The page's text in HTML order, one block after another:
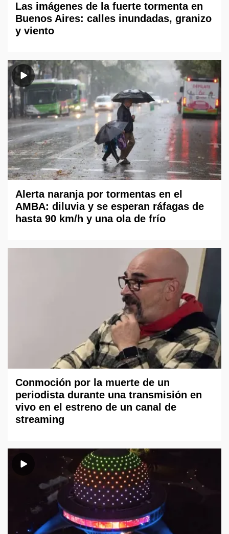
Las imágenes de la fuerte tormenta en
Buenos Aires: calles inundadas, granizo
y viento
Alerta naranja por tormentas en el
AMBA: diluvia y se esperan ráfagas de
hasta 90 km/h y una ola de frío
Conmoción por la muerte de un
periodista durante una transmisión en
vivo en el estreno de un canal de
streaming